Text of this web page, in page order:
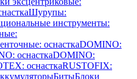
Шурупы:
инструменты:
оснасткаDOMINO:
оснасткаDOMINO:
оснасткаRUSTOFIX:
БитыБлоки